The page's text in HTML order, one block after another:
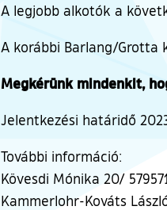
A legjobb alkotók a
A korábbi Barlang/Grotta
Megkérünk mindenkit,
Jelentkezési határidő
További információ:
Kövesdi Mónika 20/
Kammerlohr-Kováts